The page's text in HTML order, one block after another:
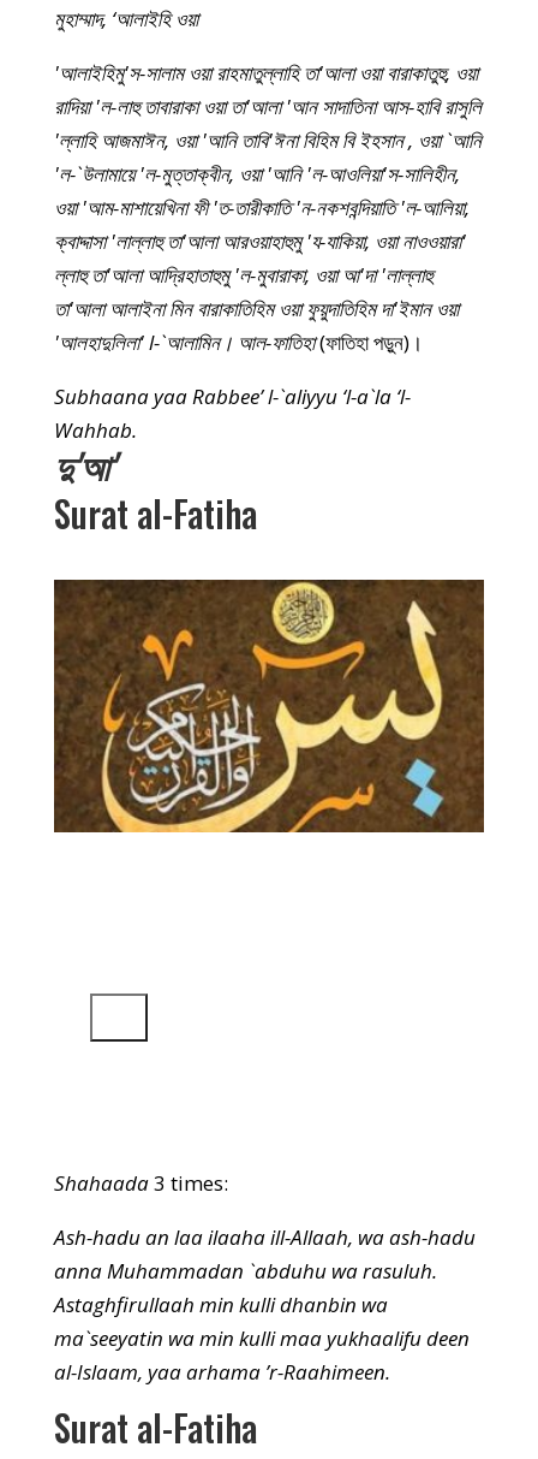
মুহাম্মাদ, ‘আলাইহি ওয়া
'আলাইহিমু'স-সালাম ওয়া রাহমাতুল্লাহি তা'আলা ওয়া বারাকাতুহু, ওয়া
রাদিয়া 'ল-লাহু তাবারাকা ওয়া তা'আলা 'আন সাদাতিনা আস-হাবি রাসুলি
'ল্লাহি আজমাঈন, ওয়া 'আনি তাবি'ঈনা বিহিম বি ইহসান , ওয়া `আনি
'ল-`উলামায়ে 'ল-মুত্তাক্বীন, ওয়া 'আনি 'ল-আওলিয়া'স-সালিহীন,
ওয়া 'আম-মাশায়েখিনা ফী 'ত-তারীকাতি 'ন-নকশবন্দিয়াতি 'ল-আলিয়া,
ক্বাদ্দাসা 'লাল্লাহু তা'আলা আরওয়াহাহুমু 'য-যাকিয়া, ওয়া নাওওয়ারা'
ল্লাহু তা'আলা আদ্রিহাতাহুমু 'ল-মুবারাকা, ওয়া আ'দা 'লাল্লাহু
তা'আলা আলাইনা মিন বারাকাতিহিম ওয়া ফুয়ুদাতিহিম দা'ইমান ওয়া
'আলহাদুলিলা' l-`আলামিন। আল-ফাতিহা(ফাতিহা পড়ুন)।
Subhaana yaa Rabbee’ l-`aliyyu ‘l-a`la ‘l-
Wahhab.
দু'আ'
Surat al-Fatiha
Shahaada3 times:
Ash-hadu an laa ilaaha ill-Allaah, wa ash-hadu
anna Muhammadan `abduhu wa rasuluh.
Astaghfirullaah min kulli dhanbin wa
ma`seeyatin wa min kulli maa yukhaalifu deen
al-Islaam, yaa arhama ’r-Raahimeen.
Surat al-Fatiha